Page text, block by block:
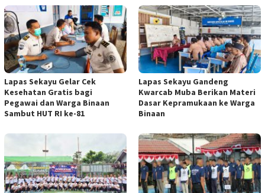
Lapas Sekayu Gelar Cek
Kesehatan Gratis bagi
Pegawai dan Warga Binaan
Sambut HUT RI ke-81
Lapas Sekayu Gandeng
Kwarcab Muba Berikan Materi
Dasar Kepramukaan ke Warga
Binaan